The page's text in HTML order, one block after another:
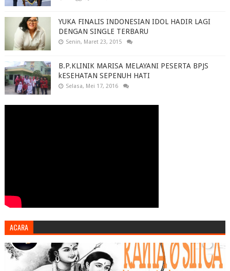
YUKA FINALIS INDONESIAN IDOL HADIR LAGI
DENGAN SINGLE TERBARU
Senin, Maret 23, 2015
B.P.KLINIK MARISA MELAYANI PESERTA BPJS
kESEHATAN SEPENUH HATI
Selasa, Mei 17, 2016
ACARA